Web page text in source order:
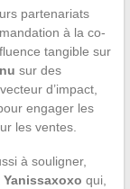
partenariats
à la co-
tangible sur
sur des
d’impact,
engager les
les ventes.
à souligner,
Yanissaxoxo qui,